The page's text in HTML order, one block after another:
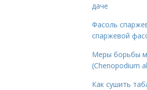
даче
Фасоль
спаржевой
Меры борьбы
(Chenopodium
Как сушить